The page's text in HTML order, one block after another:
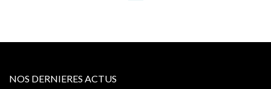
NOS DERNIERES ACTUS